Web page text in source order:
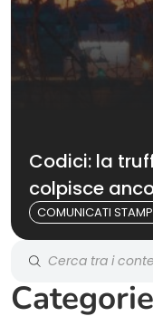
Codici: la
colpisce
COMUNICATI
Categorie